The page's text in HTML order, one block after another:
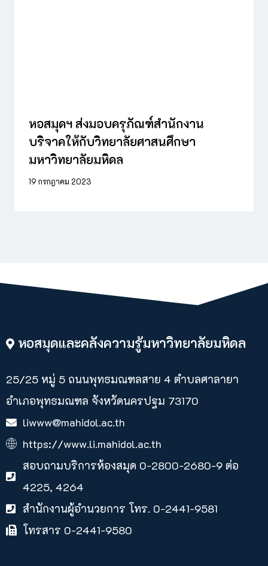
หอสมุดฯ ส่งมอบครุภัณฑ์สำนักงาน
บริจาคให้กับวิทยาลัยศาสนศึกษา
มหาวิทยาลัยมหิดล
19 กรกฎาคม 2023
หอสมุดและคลังความรู้มหาวิทยาลัยมหิดล
25/25 หมู่ 5 ถนนพุทธมณฑลสาย 4 ตำบลศาลายา​
อำเภอพุทธมณฑล จังหวัดนครปฐม 73170
liwww@mahidol.ac.th
https://www.li.mahidol.ac.th
สอบถามบริการห้องสมุด 0-2800-2680-9 ต่อ
4225, 4264
สำนักงานผู้อำนวยการ โทร. 0-2441-9581
โทรสาร 0-2441-9580